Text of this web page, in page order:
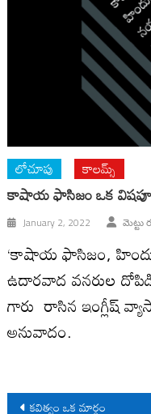
లోచూపు కాలమ్స్
కాషాయ ఫాసిజం ఒక
January 2, 2022 మెట్టు
‘కాషాయ ఫాసిజం,
ఉదారవాద వనరుల
గారు రాసిన ఇంగ్లీష్
అనువాదం.
Postకవిత్వం ఒక మార్గం